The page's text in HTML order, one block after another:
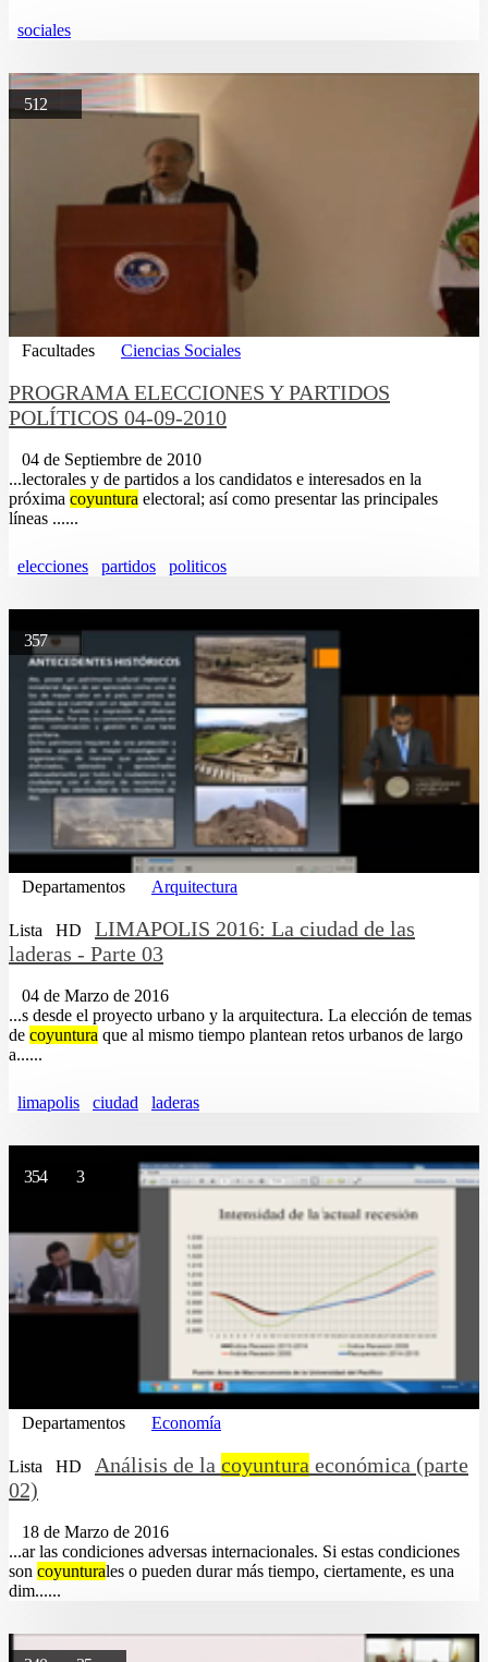
sociales
512
Facultades Ciencias Sociales
PROGRAMA ELECCIONES Y PARTIDOS
POLÍTICOS 04-09-2010
04 de Septiembre de 2010
...lectorales y de partidos a los candidatos e interesados en la
próxima coyuntura electoral; así como presentar las principales
líneas ......
elecciones partidos politicos
357
Departamentos Arquitectura
Lista HD
LIMAPOLIS 2016: La ciudad de las
laderas - Parte 03
04 de Marzo de 2016
...s desde el proyecto urbano y la arquitectura. La elección de temas
de coyuntura que al mismo tiempo plantean retos urbanos de largo
a......
limapolis ciudad laderas
354 3
Departamentos Economía
Lista HD Análisis de la coyuntura económica (parte
02)
18 de Marzo de 2016
...ar las condiciones adversas internacionales. Si estas condiciones
son coyunturales o pueden durar más tiempo, ciertamente, es una
dim......